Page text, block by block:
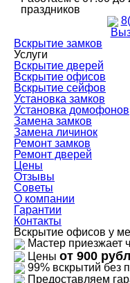
праздников
Вскрытие замков
Услуги
Вскрытие дверей
Вскрытие офисов
Вскрытие сейфов
Установка замков
Установка домофонов
Замена замков
Замена личинок
Ремонт замков
Ремонт дверей
Цены
Отзывы
Советы
О компании
Гарантии
Контакты
Вскрытие офисов у
Мастер приезжает
Цены от 900
99% вскрытий без
Предоставляем